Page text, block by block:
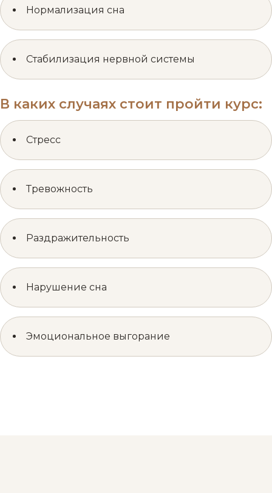
Нормализация сна
Стабилизация нервной системы
В каких случаях стоит пройти курс:
Стресс
Тревожность
Раздражительность
Нарушение сна
Эмоциональное выгорание